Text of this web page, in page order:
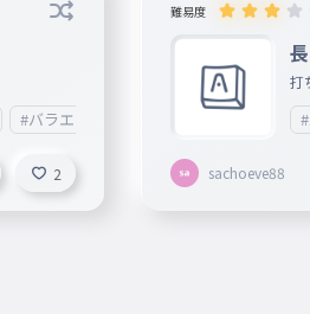
#バラエティー番組
2
難易度
打
sachoeve88